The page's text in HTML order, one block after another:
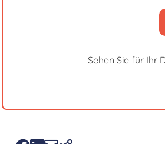
Sehen Sie für Ihr